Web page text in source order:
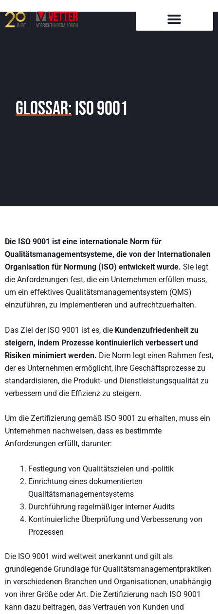
Inhalt
Glossar: ISO 9001
Die ISO 9001 ist eine internationale Norm für
Qualitätsmanagementsysteme, die von der Internationalen
Organisation für Normung (ISO) entwickelt wurde. Sie legt
die Anforderungen fest, die ein Unternehmen erfüllen muss,
um ein effektives Qualitätsmanagementsystem (QMS)
einzuführen, zu implementieren und aufrechtzuerhalten.
Das Ziel der ISO 9001 ist es, die Kundenzufriedenheit zu
steigern, indem Prozesse kontinuierlich verbessert und
Risiken minimiert werden. Die Norm legt einen Rahmen fest,
der es Unternehmen ermöglicht, ihre Geschäftsprozesse zu
standardisieren, die Produkt- und Dienstleistungsqualität zu
verbessern und die Effizienz zu steigern.
Um die Zertifizierung gemäß ISO 9001 zu erhalten, muss ein
Unternehmen nachweisen, dass es bestimmte
Anforderungen erfüllt, darunter:
Festlegung von Qualitätszielen und -politik
Einrichtung eines dokumentierten
Qualitätsmanagementsystems
Durchführung regelmäßiger interner Audits
Kontinuierliche Überprüfung und Verbesserung von
Prozessen
Die ISO 9001 wird weltweit anerkannt und gilt als
grundlegende Grundlage für Qualitätsmanagementpraktiken
in verschiedenen Branchen und Organisationen, unabhängig
von ihrer Größe oder Art. Die Zertifizierung nach ISO 9001
kann dazu beitragen, das Vertrauen von Kunden und